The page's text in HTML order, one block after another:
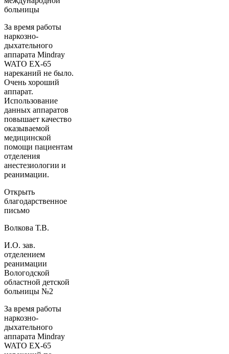
больницы
За время работы
наркозно-
дыхательного
аппарата Mindray
WATO EX-65
нареканий не было.
Очень хороший
аппарат.
Использование
данных аппаратов
повышает качество
оказываемой
медицинской
помощи пациентам
отделения
анестезиологии и
реанимации.
Открыть
благодарственное
письмо
Волкова Т.В.
И.О. зав.
отделением
реанимации
Вологодской
областной детской
больницы №2
За время работы
наркозно-
дыхательного
аппарата Mindray
WATO EX-65